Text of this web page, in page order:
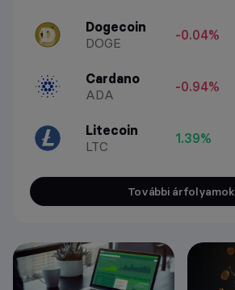
Dogecoin
DOGE
-0.04%
Cardano
ADA
-0.94%
Litecoin
LTC
1.39%
További árfolyamok